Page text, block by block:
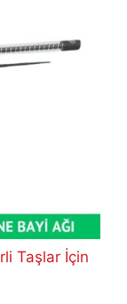
Taşlar İçin